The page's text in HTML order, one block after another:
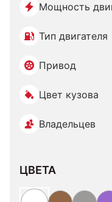
Мощность
Тип двигателя
Привод
Цвет кузова
Владельцев
ЦВЕТА